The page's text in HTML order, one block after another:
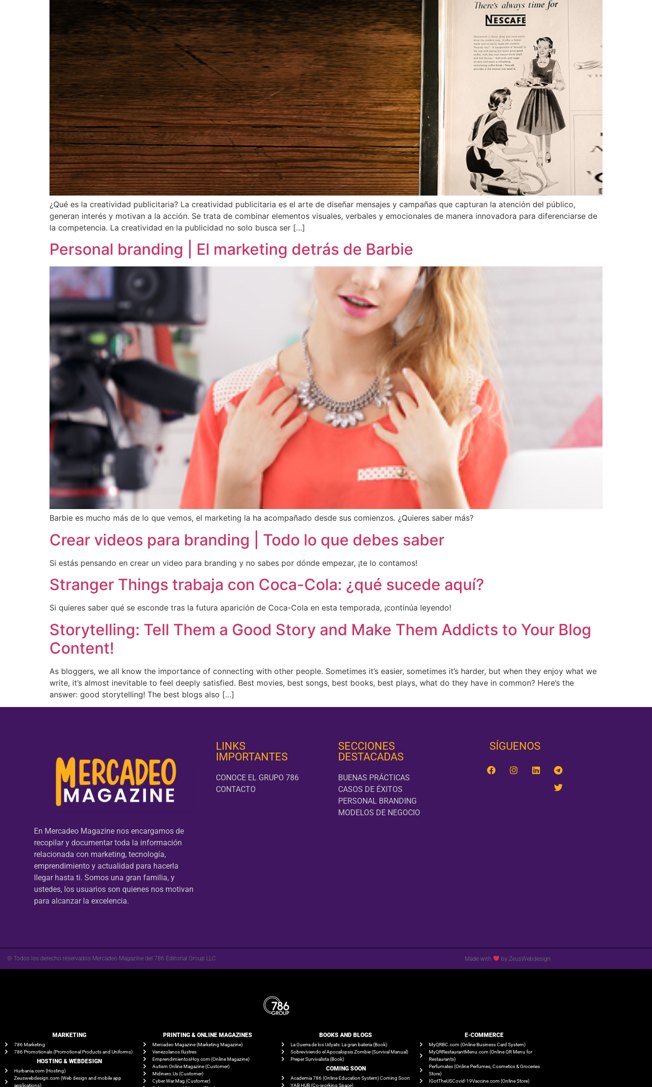
¿Qué es la creatividad publicitaria? La creatividad publicitaria es el arte de diseñar mensajes y campañas que capturan la atención del público,
generan interés y motivan a la acción. Se trata de combinar elementos visuales, verbales y emocionales de manera innovadora para diferenciarse de
la competencia. La creatividad en la publicidad no solo busca ser […]
Personal branding | El marketing detrás de Barbie
Barbie es mucho más de lo que vemos, el marketing la ha acompañado desde sus comienzos. ¿Quieres saber más?
Crear videos para branding | Todo lo que debes saber
Si estás pensando en crear un video para branding y no sabes por dónde empezar, ¡te lo contamos!
Stranger Things trabaja con Coca-Cola: ¿qué sucede aquí?
Si quieres saber qué se esconde tras la futura aparición de Coca-Cola en esta temporada, ¡continúa leyendo!
Storytelling: Tell Them a Good Story and Make Them Addicts to Your Blog
Content!
As bloggers, we all know the importance of connecting with other people. Sometimes it’s easier, sometimes it’s harder, but when they enjoy what we
write, it’s almost inevitable to feel deeply satisfied. Best movies, best songs, best books, best plays, what do they have in common? Here’s the
answer: good storytelling! The best blogs also […]
En Mercadeo Magazine nos encargamos de
recopilar y documentar toda la información
relacionada con marketing, tecnología,
emprendimiento y actualidad para hacerla
llegar hasta ti. Somos una gran familia, y
ustedes, los usuarios son quienes nos motivan
para alcanzar la excelencia.
LINKS
IMPORTANTES
CONOCE EL GRUPO 786
CONTACTO
SECCIONES
DESTACADAS
BUENAS PRÁCTICAS
CASOS DE ÉXITOS
PERSONAL BRANDING
MODELOS DE NEGOCIO
SÍGUENOS‎
© Todos los derecho reservados Mercadeo Magazine del 786 Editorial Group LLC Made with by ZeusWebdesign
MARKETING
786 Marketing
786 Promotionals (Promotional Products and Uniforms)
HOSTING & WEBDESIGN
Hurbania.com (Hosting)
Zeuswebdesign.com (Web design and mobile app
applications)
PRINTING & ONLINE MAGAZINES
Mercadeo Magazine (Marketing Magazine)
Venezolanos Ilustres
EmprendimientosHoy.com (Online Magazine)
Autism Online Magazine (Customer)
Midinero.Us (Customer)
Cyber War Mag (Customer)
BOOKS AND BLOGS​
La Guerra de los Udyats: La gran bateria (Book)
Sobreviviendo el Apocalopsis Zombie (Survival Manual)
Preper Survivalista (Book)
COMING SOON
Academia 786 (Online Education System) Coming Soon
YAB HUB (Co-working Space)
E-COMMERCE
MyQRBC.com (Online Business Card System)
MyQRRestaurantMenu.com (Online QR Menu for
Restaurants)
Perfumatex (Online Perfumes, Cosmetics & Groceries
Store)
IGotTheUSCovid-19Vaccine.com (Online Store)